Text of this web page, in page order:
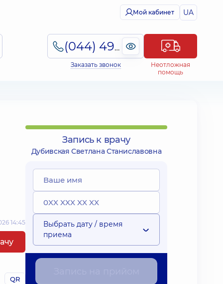
Мой кабинет UA
(044) 495-2-888
Заказать звонок
Неотложная
помощь
14:45
QR
Запись к врачу
Дубивская Светлана Станиславовна
Выбрать дату / время
приема